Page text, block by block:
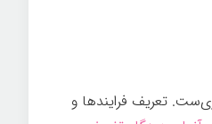
تعريف فرايندها و